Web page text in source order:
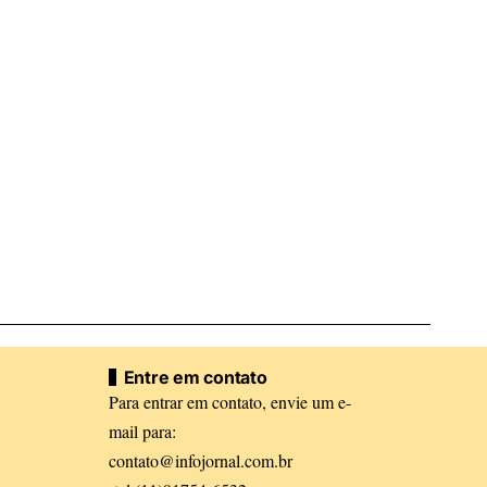
Entre em contato
Para entrar em contato, envie um e-
mail para:
contato@infojornal.com.br